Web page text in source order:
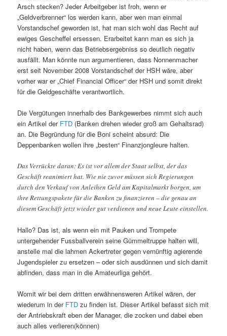
Arsch stecken? Jeder Arbeitgeber ist froh, wenn er
„Geldverbrenner“ los werden kann, aber wen man einmal
Vorstandschef geworden ist, hat man sich wohl das Recht auf
ewiges Gescheffel ersessen. Erarbeitet kann man es sich ja
nicht haben, wenn das Betriebsergebniss so deutlich negativ
ausfällt. Man könnte nun argumentieren, dass Nonnenmacher
erst seit November 2008 Vorstandschef der HSH wäre, aber
vorher war er „Chief Financial Officer“ der HSH und somit direkt
für die Geldgeschäfte verantwortlich.
Die Vergütungen innerhalb des Bankgewerbes nimmt sich auch
ein Artikel der FTD (Banken drehen wieder groß am Gehaltsrad)
an. Die Begründung für die Boni scheint absurd: Die
Deppenbanken wollen ihre „besten“ Finanzjongleure halten.
Das Verrückte daran: Es ist vor allem der Staat selbst, der das
Geschäft reanimiert hat. Wie nie zuvor müssen sich Regierungen
durch den Verkauf von Anleihen Geld am Kapitalmarkt borgen, um
ihre Rettungspakete für die Banken zu finanzieren – die genau an
diesem Geschäft jetzt wieder gut verdienen und neue Leute einstellen.
Hallo? Das ist, als wenn ein mit Pauken und Trompete
untergehender Fussballverein seine Gümmeltruppe halten will,
anstelle mal die lahmen Ackertreter gegen vernünftig agierende
Jugendspieler zu ersetzen – oder sich ausdünnen und sich damit
abfinden, dass man in die Amateurliga gehört.
Womit wir bei dem dritten erwähnensweren Artikel wären, der
wiederum in der FTD zu finden ist. Dieser Artikel befasst sich mit
der Antriebskraft eben der Manager, die zocken und dabei eben
auch alles verlieren(können)